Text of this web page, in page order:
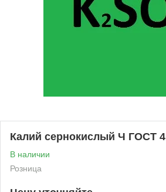
Калий сернокислый Ч ГОСТ
В наличии
Розница